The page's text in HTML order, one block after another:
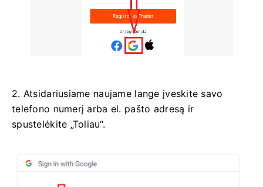
2. Atsidariusiame naujame lange įveskite savo
telefono numerį arba el. pašto adresą ir
spustelėkite „Toliau“.